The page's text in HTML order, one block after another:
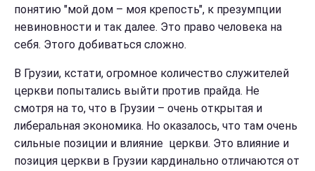
понятию "мой дом – моя крепость", к презумпции
невиновности и так далее. Это право человека на
себя. Этого добиваться сложно.
В Грузии, кстати, огромное количество служителей
церкви попытались выйти против прайда. Не
смотря на то, что в Грузии – очень открытая и
либеральная экономика. Но оказалось, что там очень
сильные позиции и влияние церкви. Это влияние и
позиция церкви в Грузии кардинально отличаются от